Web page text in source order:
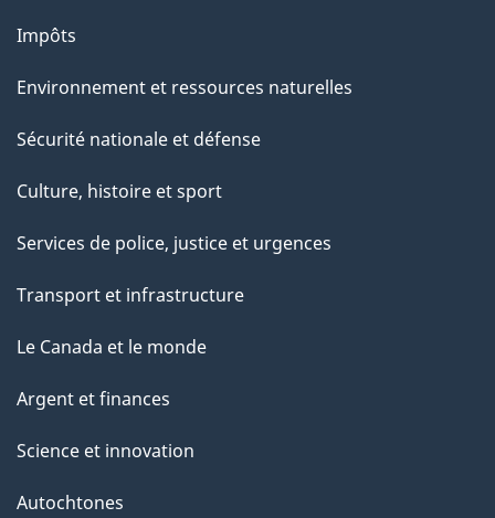
Impôts
Environnement et ressources naturelles
Sécurité nationale et défense
Culture, histoire et sport
Services de police, justice et urgences
Transport et infrastructure
Le Canada et le monde
Argent et finances
Science et innovation
Autochtones